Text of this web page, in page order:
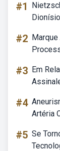
#1
#2
#3 Em
#4
Artéria
#5 Se